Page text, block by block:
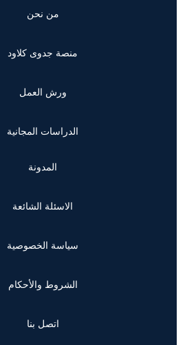
من نحن
منصة جدوى كلاود
ورش العمل
الدراسات المجانية
المدونة
الاسئلة الشائعة
سياسة الخصوصية
الشروط والأحكام
اتصل بنا